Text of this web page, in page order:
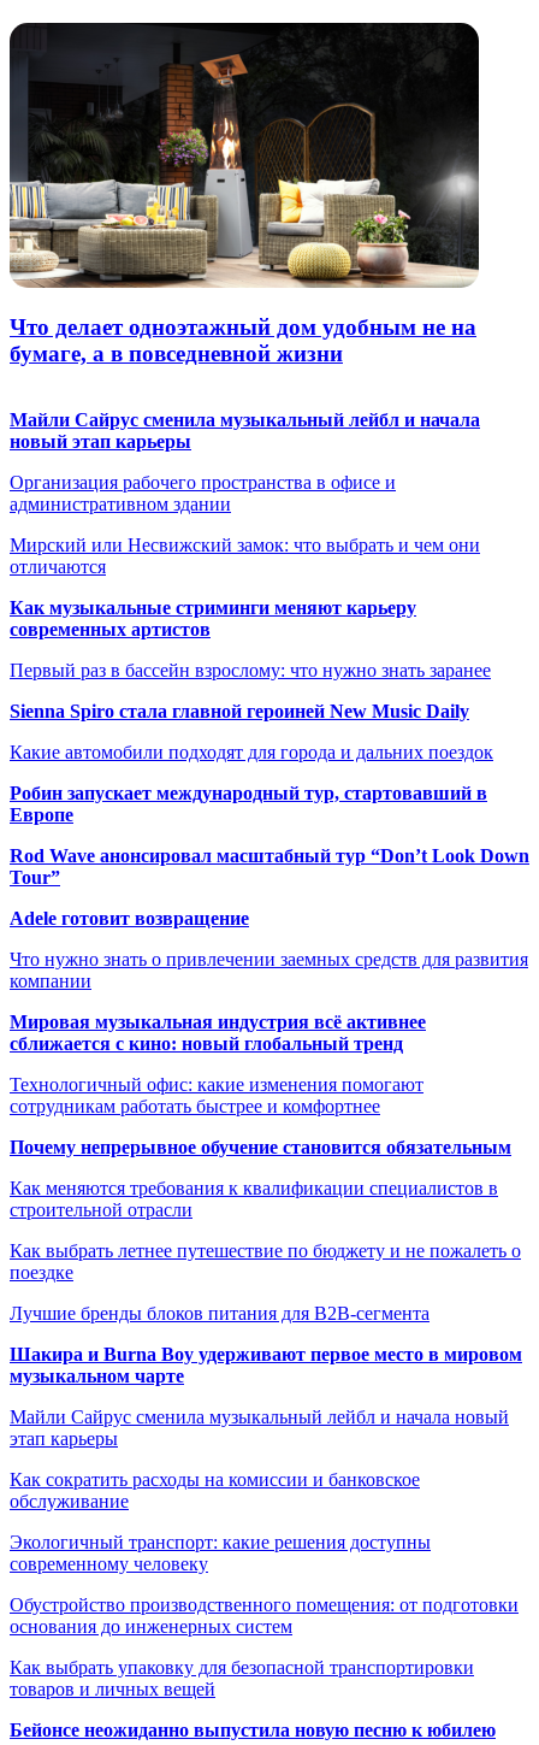
Что делает одноэтажный дом удобным не на
бумаге, а в повседневной жизни
Майли Сайрус сменила музыкальный лейбл и начала
новый этап карьеры
Организация рабочего пространства в офисе и
административном здании
Мирский или Несвижский замок: что выбрать и чем они
отличаются
Как музыкальные стриминги меняют карьеру
современных артистов
Первый раз в бассейн взрослому: что нужно знать заранее
Sienna Spiro стала главной героиней New Music Daily
Какие автомобили подходят для города и дальних поездок
Робин запускает международный тур, стартовавший в
Европе
Rod Wave анонсировал масштабный тур “Don’t Look Down
Tour”
Adele готовит возвращение
Что нужно знать о привлечении заемных средств для развития
компании
Мировая музыкальная индустрия всё активнее
сближается с кино: новый глобальный тренд
Технологичный офис: какие изменения помогают
сотрудникам работать быстрее и комфортнее
Почему непрерывное обучение становится обязательным
Как меняются требования к квалификации специалистов в
строительной отрасли
Как выбрать летнее путешествие по бюджету и не пожалеть о
поездке
Лучшие бренды блоков питания для B2B-сегмента
Шакира и Burna Boy удерживают первое место в мировом
музыкальном чарте
Майли Сайрус сменила музыкальный лейбл и начала новый
этап карьеры
Как сократить расходы на комиссии и банковское
обслуживание
Экологичный транспорт: какие решения доступны
современному человеку
Обустройство производственного помещения: от подготовки
основания до инженерных систем
Как выбрать упаковку для безопасной транспортировки
товаров и личных вещей
Бейонсе неожиданно выпустила новую песню к юбилею